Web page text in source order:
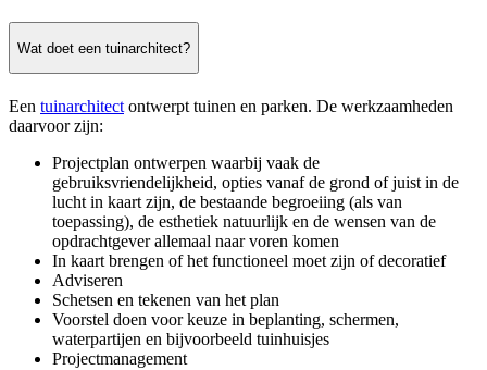
Wat doet een tuinarchitect?
Een tuinarchitect ontwerpt tuinen en parken. De werkzaamheden
daarvoor zijn:
Projectplan ontwerpen waarbij vaak de
gebruiksvriendelijkheid, opties vanaf de grond of juist in de
lucht in kaart zijn, de bestaande begroeiing (als van
toepassing), de esthetiek natuurlijk en de wensen van de
opdrachtgever allemaal naar voren komen
In kaart brengen of het functioneel moet zijn of decoratief
Adviseren
Schetsen en tekenen van het plan
Voorstel doen voor keuze in beplanting, schermen,
waterpartijen en bijvoorbeeld tuinhuisjes
Projectmanagement